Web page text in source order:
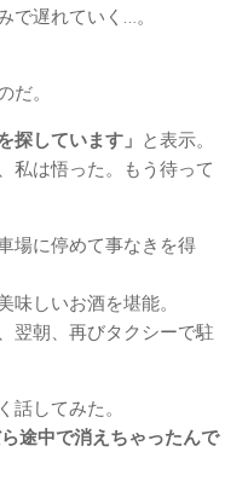
で遅れていく…。
。
探しています」 と表示。
私は悟った。もう待って
場に停めて事なきを得
味しいお酒を堪能。
翌朝、再びタクシーで駐
話してみた。
途中で消えちゃったんで